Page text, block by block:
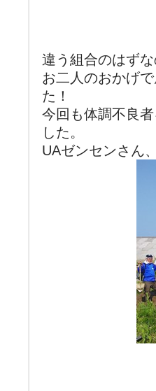
違う組合のはず
お二人のおかげ
た！
今回も体調不良
した。
UAゼンセンさん